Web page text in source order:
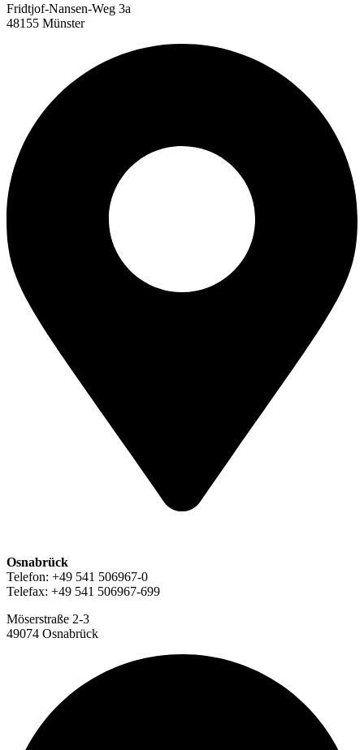
Fridtjof-Nansen-Weg 3a
48155 Münster
Osnabrück
Telefon: +49 541 506967-0
Telefax: +49 541 506967-699
Möserstraße 2-3
49074 Osnabrück